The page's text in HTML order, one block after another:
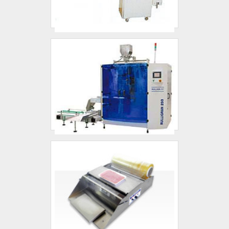
movimentação e projetos especiais,
disponibilizando tudo que há de mais atual
cliente.Ainda focando na qualidade em
maquina para embalar chapas, deve-se ter
a exatidão em orçar com empresas que
prezam por produtos e serviços que tenham
ótima qualidade e precisão, detalhes
primordiais que são deixados de lado por
muitas empresas que não focam na
fidelização do cliente.Discorrendo ainda
se buscar uma empresa que tenha produtos
e serviços com ótima qualidade e excelente
custo-benefício, características simples mas
que mostram o comprometimento da
empresa com seus clientes.GARANTIA DE
ALTA EFICIÊNCIA EM MÁQUINA DE